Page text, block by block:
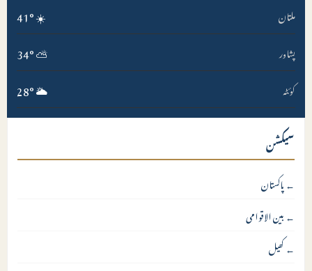
ملتان ☀️
41°
پشاور ⛅
34°
کوئٹہ 🌥️
28°
سیکشن
←پاکستان
←بین الاقوامی
←کھیل